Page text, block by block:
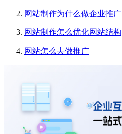
网站制作为什么做企业推广
网站制作怎么优化网站结构
网站怎么去做推广